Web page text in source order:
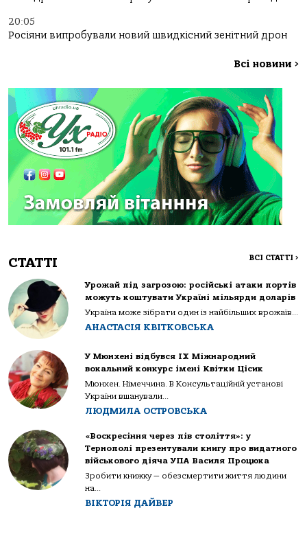
20:05
Росіяни випробували новий швидкісний зенітний дрон
Всі новини >
СТАТТІ ВСІ СТАТТІ >
Урожай під загрозою: російські атаки портів
можуть коштувати Україні мільярди доларів
Україна може зібрати один із найбільших врожаїв...
АНАСТАСІЯ КВІТКОВСЬКА
У Мюнхені відбувся IX Міжнародний
вокальний конкурс імені Квітки Цісик
Мюнхен. Німеччина. В Консультаційній установі
України вшанували...
ЛЮДМИЛА ОСТРОВСЬКА
«Воскресіння через пів століття»: у
Тернополі презентували книгу про видатного
військового діяча УПА Василя Процюка
Зробити книжку — обезсмертити життя людини
на...
ВІКТОРІЯ ДАЙВЕР